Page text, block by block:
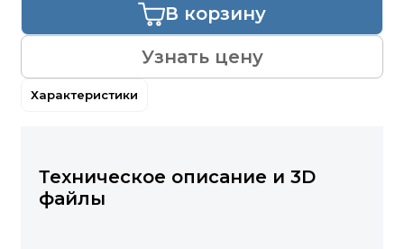
Характеристики
Техническое описание и 3D
файлы
Узнать цену
В корзину